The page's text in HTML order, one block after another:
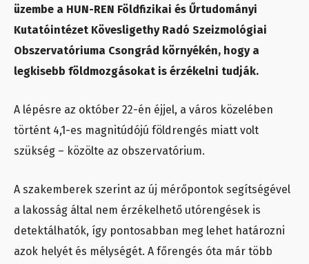
üzembe a HUN-REN Földfizikai és Űrtudományi
Kutatóintézet Kövesligethy Radó Szeizmológiai
Obszervatóriuma Csongrád környékén, hogy a
legkisebb földmozgásokat is érzékelni tudják.
A lépésre az október 22-én éjjel, a város közelében
történt 4,1-es magnitúdójú földrengés miatt volt
szükség – közölte az obszervatórium.
A szakemberek szerint az új mérőpontok segítségével
a lakosság által nem érzékelhető utórengések is
detektálhatók, így pontosabban meg lehet határozni
azok helyét és mélységét. A főrengés óta már több